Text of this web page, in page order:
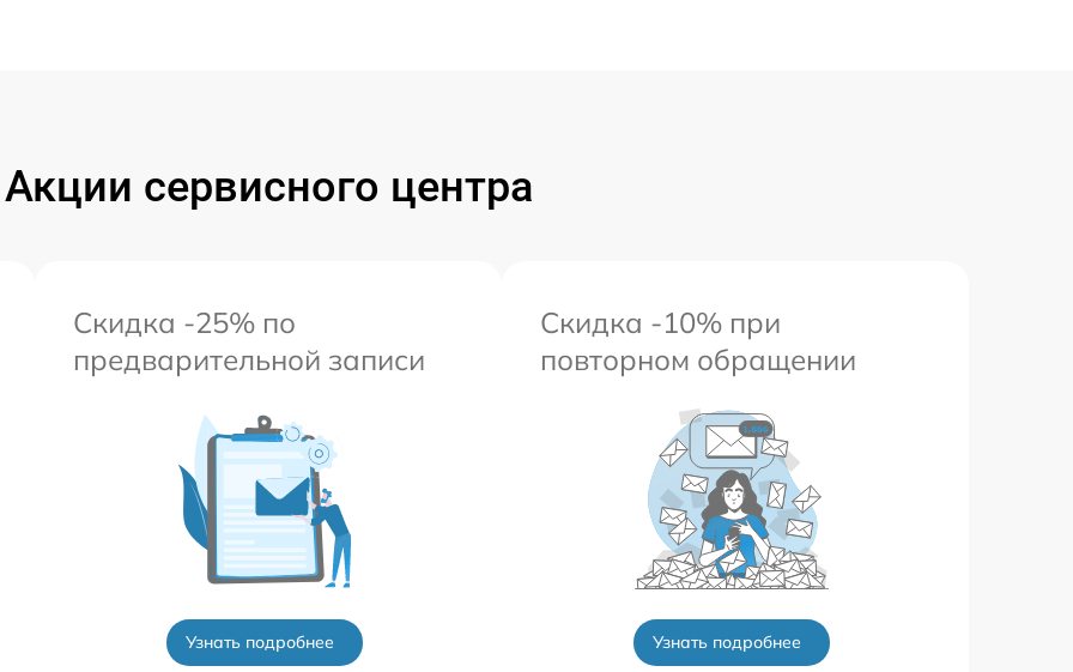
Акции сервисного центра
Скидка -25% по
предварительной записи
Узнать подробнее
Скидка -10% при
повторном обращении
Узнать подробнее